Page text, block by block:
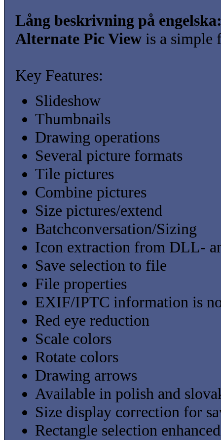
Lång beskrivning på
Alternate Pic View is a simple
Key Features:
Slideshow
Thumbnails
Drawing operations
Several picture formats
Tile pictures
Combine pictures
Size pictures/extend
Batchconversation/Sizing
Icon extraction from DLL-
Save selection to file
File properties
EXIF/IPTC information is
Red eye reduction
Scale colors
Rotate colors
Drawing arrows
Available in polish and
Size display correction for
Rectangle selection enhanced